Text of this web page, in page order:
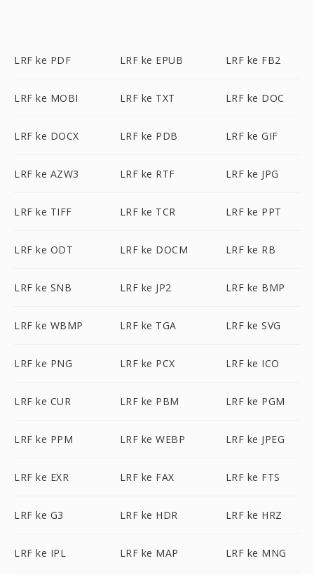
LRF ke PDF LRF ke EPUB LRF ke FB2
LRF ke MOBI LRF ke TXT LRF ke DOC
LRF ke DOCX LRF ke PDB LRF ke GIF
LRF ke AZW3 LRF ke RTF LRF ke JPG
LRF ke TIFF LRF ke TCR LRF ke PPT
LRF ke ODT LRF ke DOCM LRF ke RB
LRF ke SNB LRF ke JP2 LRF ke BMP
LRF ke WBMP LRF ke TGA LRF ke SVG
LRF ke PNG LRF ke PCX LRF ke ICO
LRF ke CUR LRF ke PBM LRF ke PGM
LRF ke PPM LRF ke WEBP LRF ke JPEG
LRF ke EXR LRF ke FAX LRF ke FTS
LRF ke G3 LRF ke HDR LRF ke HRZ
LRF ke IPL LRF ke MAP LRF ke MNG